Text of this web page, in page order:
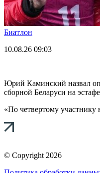
Биатлон
10.08.26 09:03
Юрий Каминский назвал
сборной Беларуси на
«По четвертому участнику
© Copyright 2026